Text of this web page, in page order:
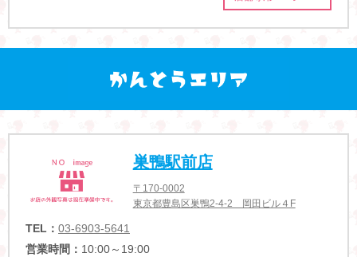
巣鴨駅前店
〒170-0002
東京都豊島区巣鴨2-4-2 岡田ビル４F
TEL： 03-6903-5641
営業時間： 10:00～19:00